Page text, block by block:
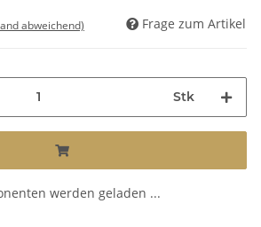
abweichend) Frage zum Artikel
Stk
werden geladen ...